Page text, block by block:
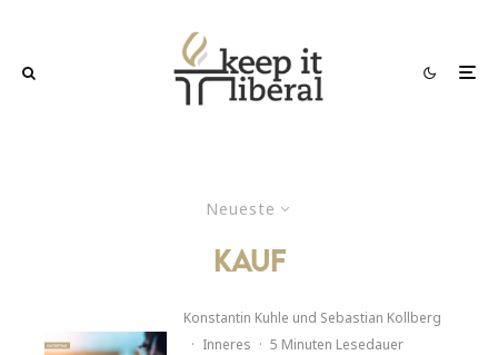
Neueste
Kauf
Konstantin Kuhle und Sebastian Kollberg
· Inneres · 5 Minuten Lesedauer